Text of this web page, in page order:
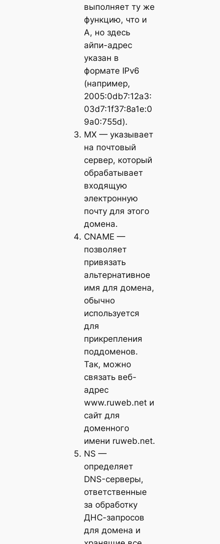
выполняет ту же
функцию, что и
A, но здесь
айпи-адрес
указан в
формате IPv6
(например,
2005:0db7:12a3:
03d7:1f37:8a1e:0
9a0:755d).
MX — указывает
на почтовый
сервер, который
обрабатывает
входящую
электронную
почту для этого
домена.
CNAME —
позволяет
привязать
альтернативное
имя для домена,
обычно
используется
для
прикрепления
поддоменов.
Так, можно
связать веб-
адрес
www.ruweb.net и
сайт для
доменного
имени ruweb.net.
NS —
определяет
DNS-серверы,
ответственные
за обработку
ДНС-запросов
для домена и